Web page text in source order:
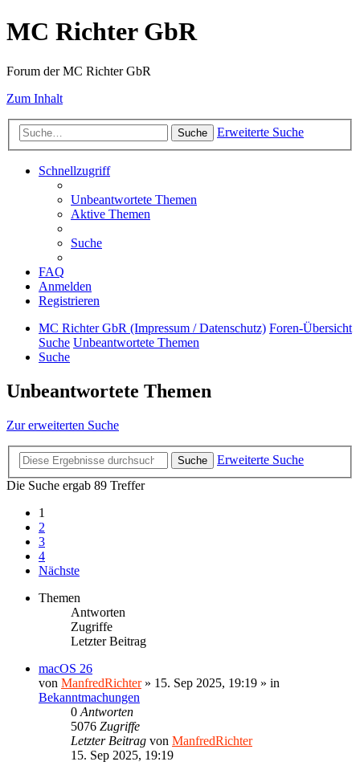
MC Richter GbR
Forum der MC Richter GbR
Zum Inhalt
Suche Erweiterte Suche
Schnellzugriff
Unbeantwortete Themen
Aktive Themen
Suche
FAQ
Anmelden
Registrieren
MC Richter GbR (Impressum / Datenschutz) Foren-Übersicht
Suche Unbeantwortete Themen
Suche
Unbeantwortete Themen
Zur erweiterten Suche
Suche
Erweiterte Suche
Die Suche ergab 89 Treffer
1
2
3
4
Nächste
Themen
Antworten
Zugriffe
Letzter Beitrag
macOS 26
von ManfredRichter» 15. Sep 2025, 19:19 » in
Bekanntmachungen
0 Antworten
5076 Zugriffe
Letzter Beitrag von ManfredRichter
15. Sep 2025, 19:19